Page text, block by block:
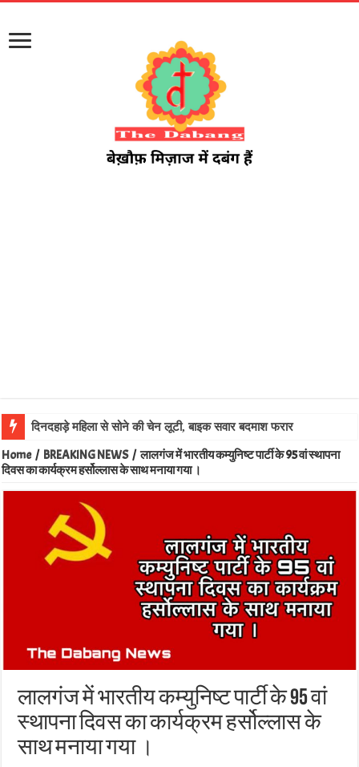
ला
Home / BREAKING NEWS / लालगंज में भारतीय कम्युनिष्ट पार्टी के 95 वां स्थापना
दिवस का कार्यक्रम हर्सोल्लास के साथ मनाया गया ।
लालगंज में भारतीय कम्युनिष्ट पार्टी के 95 वां
स्थापना दिवस का कार्यक्रम हर्सोल्लास के
साथ मनाया गया ।